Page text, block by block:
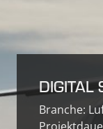
DIGITAL
Branche: